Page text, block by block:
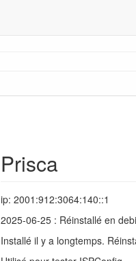
Prisca
ip: 2001:912:3064:140::1
2025-06-25 : Réinstallé en
Installé il y a longtemps.